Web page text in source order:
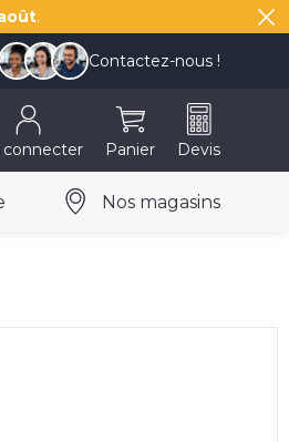
.
Contactez-nous !
connecter Panier Devis
Nos magasins